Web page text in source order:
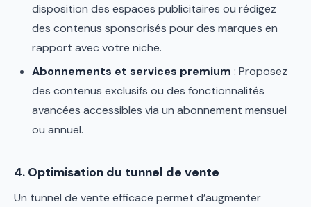
disposition des espaces publicitaires ou rédigez
des contenus sponsorisés pour des marques en
rapport avec votre niche.
Abonnements et services premium : Proposez
des contenus exclusifs ou des fonctionnalités
avancées accessibles via un abonnement mensuel
ou annuel.
4. Optimisation du tunnel de vente
Un tunnel de vente efficace permet d’augmenter